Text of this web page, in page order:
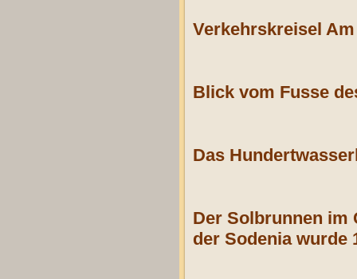
Verkehrskreisel
Blick vom Fusse
Das
Der Solbrunnen im
der Sodenia wurde